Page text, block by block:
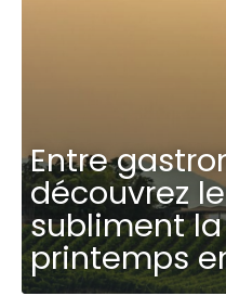
Entre
découvrez
subliment
printemps